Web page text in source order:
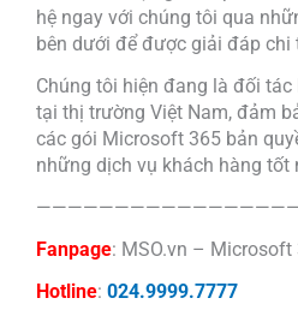
hệ ngay với chúng tôi qua
bên dưới để được giải đáp chi
Chúng tôi hiện đang là đối
tại thị trường Việt Nam, đảm
các gói Microsoft 365 bản
những dịch vụ khách hàng tốt
Fanpage: MSO.vn – Microsoft
Hotline: 024.9999.7777